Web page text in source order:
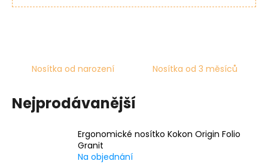
Nosítka od narození Nosítka od 3 měsíců
Nejprodávanější
Ergonomické nosítko Kokon Origin Folio
Granit
Na objednání